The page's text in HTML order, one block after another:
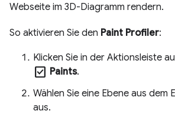
Webseite im 3D-Diagramm rendern.
So aktivieren Sie den Paint Profiler:
Klicken Sie in der Aktionsleiste
check_box Paints.
Wählen Sie eine Ebene aus dem
aus.